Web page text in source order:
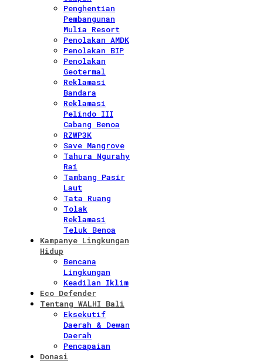
Penghentian
Pembangunan
Mulia Resort
Penolakan AMDK
Penolakan BIP
Penolakan
Geotermal
Reklamasi
Bandara
Reklamasi
Pelindo III
Cabang Benoa
RZWP3K
Save Mangrove
Tahura Ngurahy
Rai
Tambang Pasir
Laut
Tata Ruang
Tolak
Reklamasi
Teluk Benoa
Kampanye Lingkungan
Hidup
Bencana
Lingkungan
Keadilan Iklim
Eco Defender
Tentang WALHI Bali
Eksekutif
Daerah & Dewan
Daerah
Pencapaian
Donasi